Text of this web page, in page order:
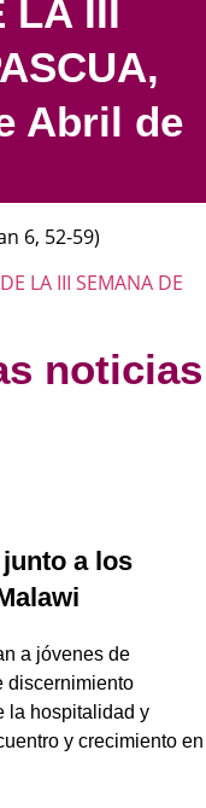
LA III
Abril de
6, 52-59)
LA III SEMANA DE
noticias
a los
a jóvenes de
discernimiento
la hospitalidad y
y crecimiento en